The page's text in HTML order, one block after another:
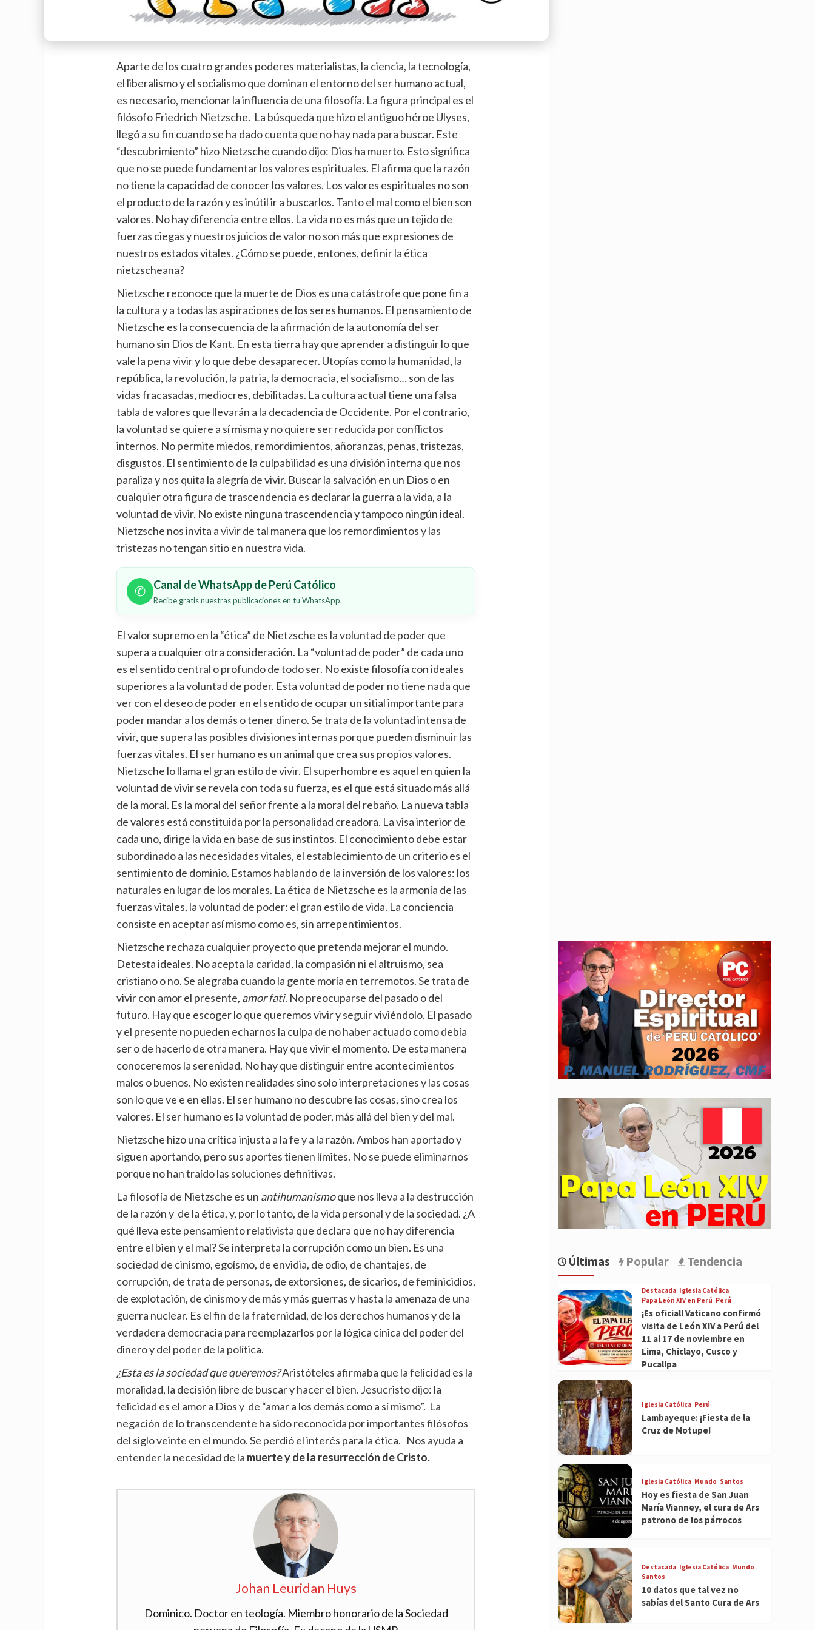
Aparte de los cuatro grandes poderes materialistas, la ciencia, la tecnología,
el liberalismo y el socialismo que dominan el entorno del ser humano actual,
es necesario, mencionar la influencia de una filosofía. La figura principal es el
filósofo Friedrich Nietzsche. La búsqueda que hizo el antiguo héroe Ulyses,
llegó a su fin cuando se ha dado cuenta que no hay nada para buscar. Este
“descubrimiento” hizo Nietzsche cuando dijo: Dios ha muerto. Esto significa
que no se puede fundamentar los valores espirituales. El afirma que la razón
no tiene la capacidad de conocer los valores. Los valores espirituales no son
el producto de la razón y es inútil ir a buscarlos. Tanto el mal como el bien son
valores. No hay diferencia entre ellos. La vida no es más que un tejido de
fuerzas ciegas y nuestros juicios de valor no son más que expresiones de
nuestros estados vitales. ¿Cómo se puede, entones, definir la ética
nietzscheana?
Nietzsche reconoce que la muerte de Dios es una catástrofe que pone fin a
la cultura y a todas las aspiraciones de los seres humanos. El pensamiento de
Nietzsche es la consecuencia de la afirmación de la autonomía del ser
humano sin Dios de Kant. En esta tierra hay que aprender a distinguir lo que
vale la pena vivir y lo que debe desaparecer. Utopías como la humanidad, la
república, la revolución, la patria, la democracia, el socialismo… son de las
vidas fracasadas, mediocres, debilitadas. La cultura actual tiene una falsa
tabla de valores que llevarán a la decadencia de Occidente. Por el contrario,
la voluntad se quiere a sí misma y no quiere ser reducida por conflictos
internos. No permite miedos, remordimientos, añoranzas, penas, tristezas,
disgustos. El sentimiento de la culpabilidad es una división interna que nos
paraliza y nos quita la alegría de vivir. Buscar la salvación en un Dios o en
cualquier otra figura de trascendencia es declarar la guerra a la vida, a la
voluntad de vivir. No existe ninguna trascendencia y tampoco ningún ideal.
Nietzsche nos invita a vivir de tal manera que los remordimientos y las
tristezas no tengan sitio en nuestra vida.
✆ Canal de WhatsApp de Perú Católico
Recibe gratis nuestras publicaciones en tu WhatsApp.
El valor supremo en la “ética” de Nietzsche es la voluntad de poder que
supera a cualquier otra consideración. La “voluntad de poder” de cada uno
es el sentido central o profundo de todo ser. No existe filosofía con ideales
superiores a la voluntad de poder. Esta voluntad de poder no tiene nada que
ver con el deseo de poder en el sentido de ocupar un sitial importante para
poder mandar a los demás o tener dinero. Se trata de la voluntad intensa de
vivir, que supera las posibles divisiones internas porque pueden disminuir las
fuerzas vitales. El ser humano es un animal que crea sus propios valores.
Nietzsche lo llama el gran estilo de vivir. El superhombre es aquel en quien la
voluntad de vivir se revela con toda su fuerza, es el que está situado más allá
de la moral. Es la moral del señor frente a la moral del rebaño. La nueva tabla
de valores está constituida por la personalidad creadora. La visa interior de
cada uno, dirige la vida en base de sus instintos. El conocimiento debe estar
subordinado a las necesidades vitales, el establecimiento de un criterio es el
sentimiento de dominio. Estamos hablando de la inversión de los valores: los
naturales en lugar de los morales. La ética de Nietzsche es la armonía de las
fuerzas vitales, la voluntad de poder: el gran estilo de vida. La conciencia
consiste en aceptar así mismo como es, sin arrepentimientos.
Nietzsche rechaza cualquier proyecto que pretenda mejorar el mundo.
Detesta ideales. No acepta la caridad, la compasión ni el altruismo, sea
cristiano o no. Se alegraba cuando la gente moría en terremotos. Se trata de
vivir con amor el presente, amor fati. No preocuparse del pasado o del
futuro. Hay que escoger lo que queremos vivir y seguir viviéndolo. El pasado
y el presente no pueden echarnos la culpa de no haber actuado como debía
ser o de hacerlo de otra manera. Hay que vivir el momento. De esta manera
conoceremos la serenidad. No hay que distinguir entre acontecimientos
malos o buenos. No existen realidades sino solo interpretaciones y las cosas
son lo que ve e en ellas. El ser humano no descubre las cosas, sino crea los
valores. El ser humano es la voluntad de poder, más allá del bien y del mal.
Nietzsche hizo una crítica injusta a la fe y a la razón. Ambos han aportado y
siguen aportando, pero sus aportes tienen límites. No se puede eliminarnos
porque no han traído las soluciones definitivas.
La filosofía de Nietzsche es un antihumanismoque nos lleva a la destrucción
de la razón y de la ética, y, por lo tanto, de la vida personal y de la sociedad. ¿A
qué lleva este pensamiento relativista que declara que no hay diferencia
entre el bien y el mal? Se interpreta la corrupción como un bien. Es una
sociedad de cinismo, egoísmo, de envidia, de odio, de chantajes, de
corrupción, de trata de personas, de extorsiones, de sicarios, de feminicidios,
de explotación, de cinismo y de más y más guerras y hasta la amenaza de una
guerra nuclear. Es el fin de la fraternidad, de los derechos humanos y de la
verdadera democracia para reemplazarlos por la lógica cínica del poder del
dinero y del poder de la política.
¿Esta es la sociedad que queremos?Aristóteles afirmaba que la felicidad es la
moralidad, la decisión libre de buscar y hacer el bien. Jesucristo dijo: la
felicidad es el amor a Dios y de “amar a los demás como a sí mismo”. La
negación de lo transcendente ha sido reconocida por importantes filósofos
del siglo veinte en el mundo. Se perdió el interés para la ética. Nos ayuda a
entender la necesidad de la muerte y de la resurrección de Cristo.
Johan Leuridan Huys
Dominico. Doctor en teología. Miembro honorario de la Sociedad
Últimas Popular Tendencia
Destacada Iglesia Católica
Papa León XIV en Perú Perú
¡Es oficial! Vaticano confirmó
visita de León XIV a Perú del
11 al 17 de noviembre en
Lima, Chiclayo, Cusco y
Pucallpa
Iglesia Católica Perú
Lambayeque: ¡Fiesta de la
Cruz de Motupe!
Iglesia Católica Mundo Santos
Hoy es fiesta de San Juan
María Vianney, el cura de Ars
patrono de los párrocos
Destacada Iglesia Católica Mundo
Santos
10 datos que tal vez no
sabías del Santo Cura de Ars